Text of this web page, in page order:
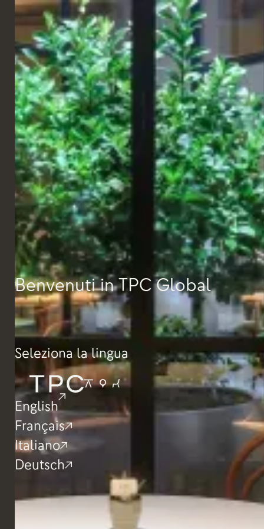
ITALIANO
Benvenuti in TPC Global
Seleziona la lingua
English
Français
Italiano
Deutsch
CATENE
Pret
Terminal 2
Al Terminal 2 di Heathrow, i pendolari possono ricaricarsi tra una
serie dimobili su misura, realizzati per coniugare il design
boutique con la resistenza tipica dei prodotti aeronautici.
Le panche e i tavoli comuni progettati con precisione
conferiscono un'estetica elegante all'atrio molto trafficato.